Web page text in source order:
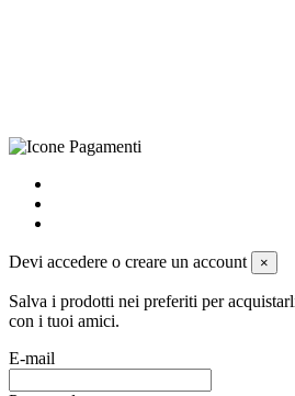
Devi accedere o creare un account ×
Salva i prodotti nei preferiti per
con i tuoi amici.
E-mail